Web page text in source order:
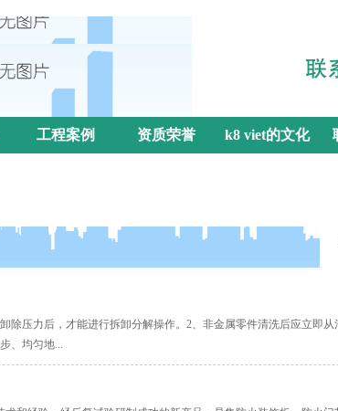
工程案例 资质荣誉 k8 viet的文化
除压力后，才能进行拆卸分解操作。2、非金属零件清洗后应立即从
、均匀地...